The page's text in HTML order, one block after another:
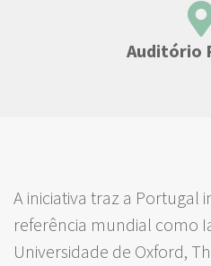
Auditório
A iniciativa traz a Portugal
referência mundial como
Universidade de Oxford,